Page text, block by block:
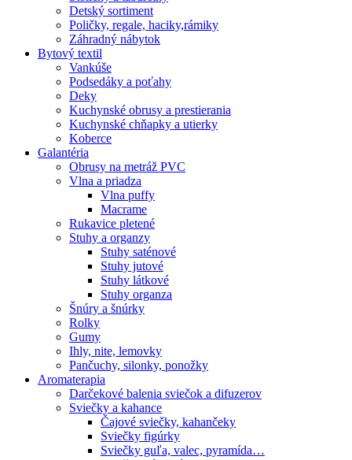
Detský sortiment
Poličky, regale, haciky,rámiky
Záhradný nábytok
Bytový textil
Vankúše
Podsedáky a poťahy
Deky
Kuchynské obrusy a prestierania
Kuchynské chňapky a utierky
Koberce
Galantéria
Obrusy na metráž PVC
Vlna a priadza
Vlna puffy
Macrame
Rukavice pletené
Stuhy a organzy
Stuhy saténové
Stuhy jutové
Stuhy látkové
Stuhy organza
Šnúry a šnúrky
Rolky
Gumy
Ihly, nite, lemovky
Pančuchy, silonky, ponožky
Aromaterapia
Darčekové balenia sviečok a difuzerov
Sviečky a kahance
Čajové sviečky, kahančeky
Sviečky figúrky
Sviečky guľa, valec, pyramída…